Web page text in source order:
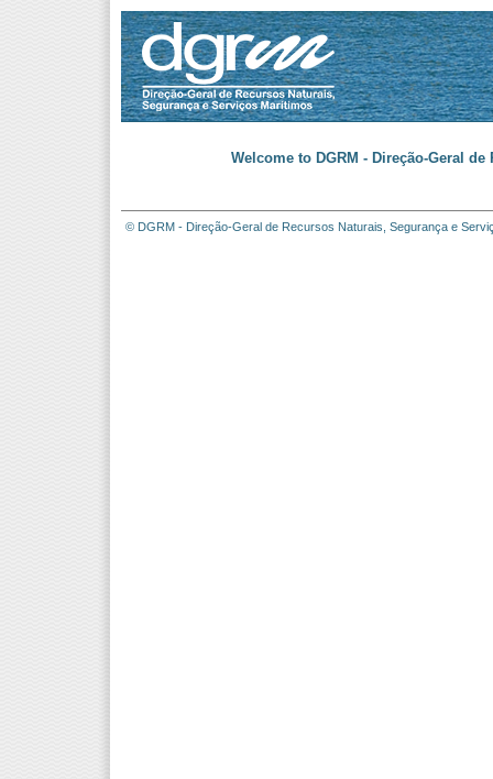
Welcome to DGRM - Direção-Geral
© DGRM - Direção-Geral de Recursos Naturais, Segurança e